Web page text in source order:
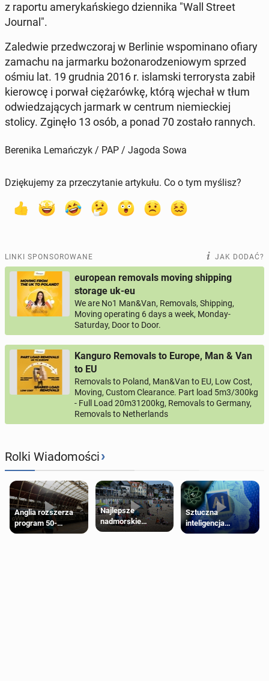
z raportu ame­ry­kań­skie­go dzien­ni­ka "Wall Street
Journal".
Za­le­d­wie przed­wczo­raj w Ber­li­nie wspo­mi­na­no ofiary
zamachu na jar­mar­ku bo­żo­na­ro­dze­nio­wym sprzed
ośmiu lat. 19 grudnia 2016 r. is­lam­ski ter­ro­ry­sta zabił
kie­row­cę i porwał cię­ża­rów­kę, którą wjechał w tłum
od­wie­dza­ją­cych jarmark w centrum nie­miec­kiej
stolicy. Zginęło 13 osób, a ponad 70 zostało rannych.
Berenika Lemańczyk / PAP / Jagoda Sowa
Dziękujemy za przeczytanie artykułu. Co o tym myślisz?
LINKI SPONSOROWANE JAK DODAĆ?
european removals moving shipping
storage uk-eu
We are No1 Man&Van, Removals, Shipping,
Moving operating 6 days a week, Monday-
Saturday, Door to Door.
Kanguro Removals to Europe, Man & Van
to EU
Removals to Poland, Man&Van to EU, Low Cost,
Moving, Custom Clearance. Part load 5m3/300kg
- Full Load 20m31200kg, Removals to Germany,
Removals to Netherlands
Rolki Wiadomości›
Anglia rozszerza
program 50-
procentowych
Najlepsze
nadmorskie
miasteczko blisko
Sztuczna
inteligencja
próbowała oszukać